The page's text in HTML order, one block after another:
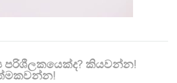
පරිශීලකයෙක්ද? කියවන්න!